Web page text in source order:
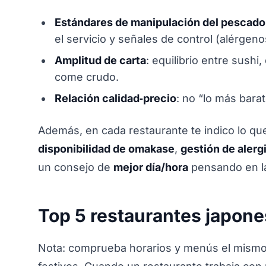
Estándares de manipulación del pescado
el servicio y señales de control
Amplitud de carta: equilibrio entre
come crudo.
Relación calidad‑precio: no “lo más
Además, en cada restaurante te indico lo
disponibilidad de omakase, gestión de
un consejo de mejor día/hora pensando en
Top 5 restaurantes
Nota: comprueba horarios y menús el